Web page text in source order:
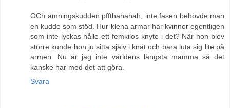
OCh amningskudden pffthahahah, inte fasen behövde man
en kudde som stöd. Hur klena armar har kvinnor egentligen
som inte lyckas hålle ett femkilos knyte i det? När hon blev
större kunde hon ju sitta själv i knät och bara luta sig lite på
armen. Nu är jag inte världens längsta mamma så det
kanske har med det att göra.
Svara